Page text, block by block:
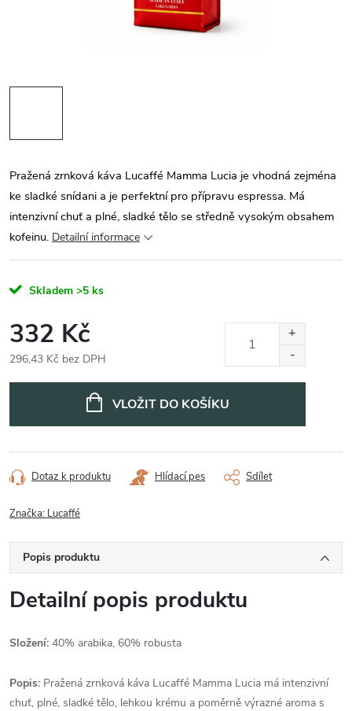
Pražená zrnková káva Lucaffé Mamma Lucia je vhodná zejména
ke sladké snídani a je perfektní pro přípravu espressa. Má
intenzivní chuť a plné, sladké tělo se středně vysokým obsahem
kofeinu. Detailní informace
Skladem >5 ks
332 Kč
296,43 Kč bez DPH
VLOŽIT DO KOŠÍKU
Dotaz k produktu Hlídací pes Sdílet
Značka: Lucaffé
Popis produktu
Detailní popis produktu
Složení: 40% arabika, 60% robusta
Popis: Pražená zrnková káva Lucaffé Mamma Lucia má intenzivní
chuť, plné, sladké tělo, lehkou krému a poměrně výrazné aroma s